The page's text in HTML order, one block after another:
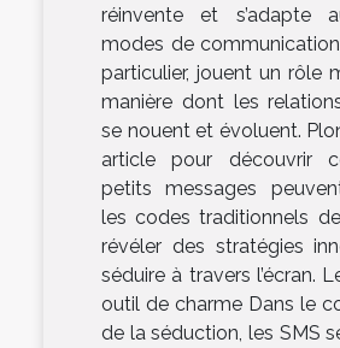
réinvente et s’adapte
modes de
particulier, jouent un rôle
manière dont les
se nouent et évoluent.
article pour découvrir
petits messages
les codes traditionnels
révéler des stratégies
séduire à travers l’écran.
outil de charme Dans le
de la séduction, les SMS